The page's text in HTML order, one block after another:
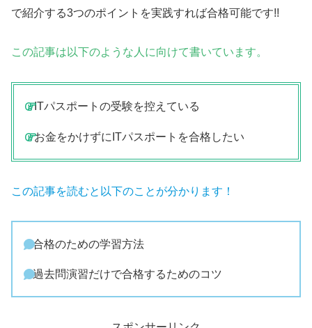
で紹介する3つのポイントを実践すれば合格可能です!!
この記事は以下のような人に向けて書いています。
ITパスポートの受験を控えている
お金をかけずにITパスポートを合格したい
この記事を読むと以下のことが分かります！
合格のための学習方法
過去問演習だけで合格するためのコツ